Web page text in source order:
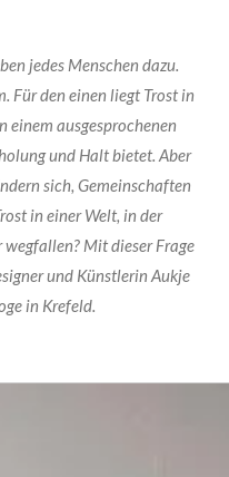
jedes Menschen dazu.
Für den einen liegt Trost in
einem ausgesprochenen
und Halt bietet. Aber
sich, Gemeinschaften
in einer Welt, in der
Mit dieser Frage
und Künstlerin Aukje
in Krefeld.